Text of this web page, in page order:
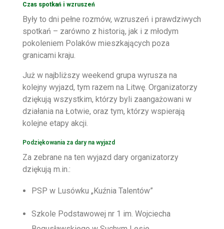
Czas spotkań i wzruszeń
Były to dni pełne rozmów, wzruszeń i prawdziwych
spotkań – zarówno z historią, jak i z młodym
pokoleniem Polaków mieszkających poza
granicami kraju.
Już w najbliższy weekend grupa wyrusza na
kolejny wyjazd, tym razem na Litwę. Organizatorzy
dziękują wszystkim, którzy byli zaangażowani w
działania na Łotwie, oraz tym, którzy wspierają
kolejne etapy akcji.
Podziękowania za dary na wyjazd
Za zebrane na ten wyjazd dary organizatorzy
dziękują m.in.:
PSP w Lusówku „Kuźnia Talentów”
Szkole Podstawowej nr 1 im. Wojciecha